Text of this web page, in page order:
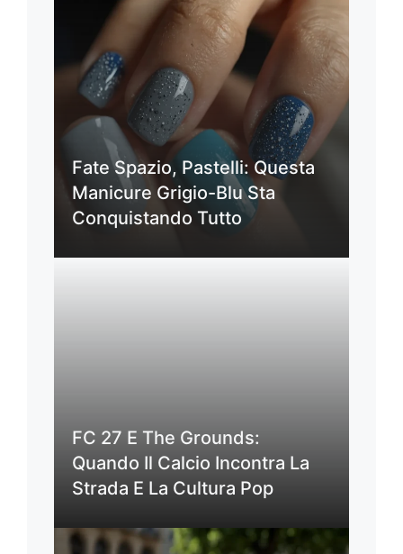
Fate Spazio, Pastelli: Questa
Manicure Grigio-Blu Sta
Conquistando Tutto
FC 27 E The Grounds:
Quando Il Calcio Incontra La
Strada E La Cultura Pop